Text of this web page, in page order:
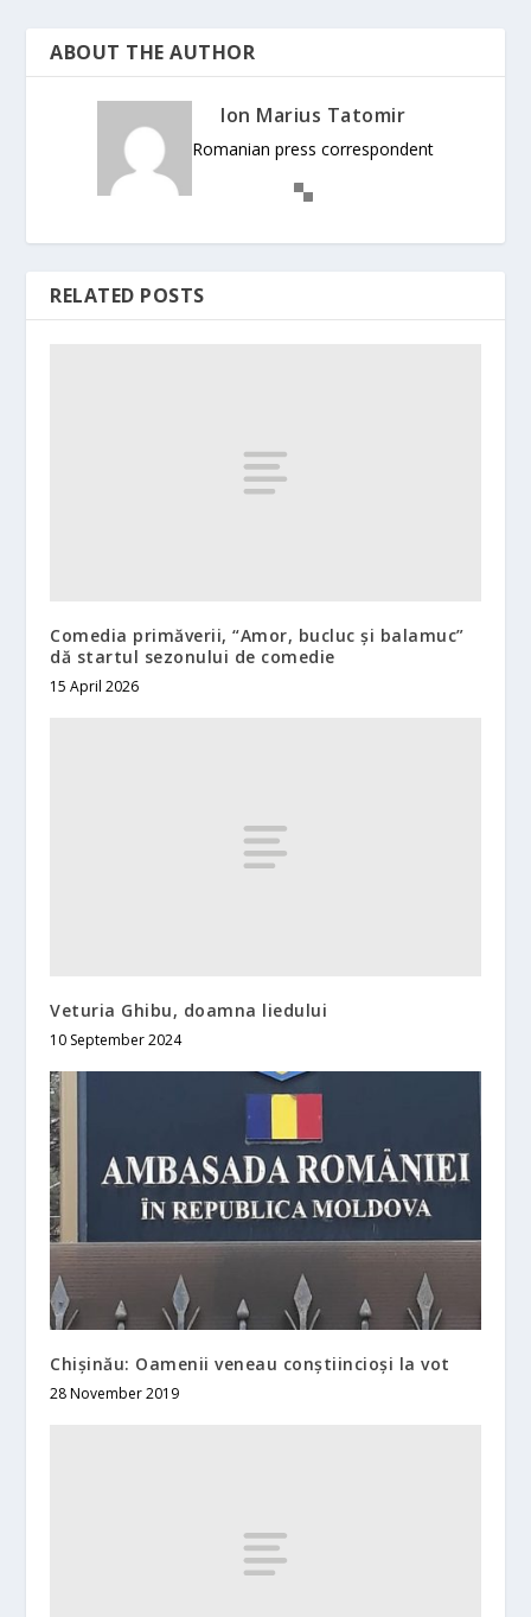
ABOUT THE AUTHOR
Ion Marius Tatomir
Romanian press correspondent
RELATED POSTS
Comedia primăverii, “Amor, bucluc și balamuc”
dă startul sezonului de comedie
15 April 2026
Veturia Ghibu, doamna liedului
10 September 2024
Chișinău: Oamenii veneau conștiincioși la vot
28 November 2019